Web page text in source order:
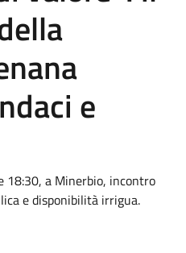
e
18:30, a Minerbio, incontro
e disponibilità irrigua.